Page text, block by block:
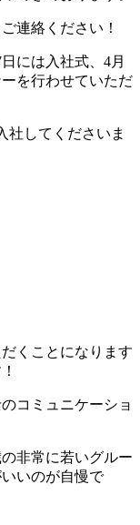
連絡ください！
には入社式、4月
を行わせていただ
社してくださいま
くことになります
コミュニケーショ
非常に若いグルー
いのが自慢で